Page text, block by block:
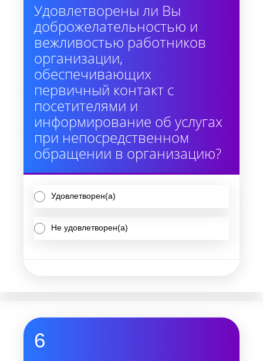
Удовлетворены ли Вы
доброжелательностью и
вежливостью работников
организации,
обеспечивающих
первичный контакт с
посетителями и
информирование об услугах
при непосредственном
обращении в организацию?
Удовлетворен(а)
Не удовлетворен(а)
6